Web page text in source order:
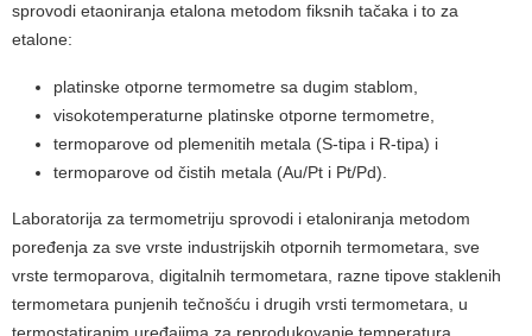
sprovodi etaoniranja etalona metodom fiksnih tačaka i to za
etalone:
platinske otporne termometre sa dugim stablom,
visokotemperaturne platinske otporne termometre,
termoparove od plemenitih metala (S-tipa i R-tipa) i
termoparove od čistih metala (Au/Pt i Pt/Pd).
Laboratorija za termometriju sprovodi i etaloniranja metodom
poređenja za sve vrste industrijskih otpornih termometara, sve
vrste termoparova, digitalnih termometara, razne tipove staklenih
termometara punjenih tečnošću i drugih vrsti termometara, u